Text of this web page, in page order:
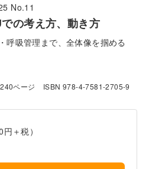
No.11
の考え方、動き方
呼吸管理まで、全体像を掴める
240ページ ISBN 978-4-7581-2705-9
＋税）